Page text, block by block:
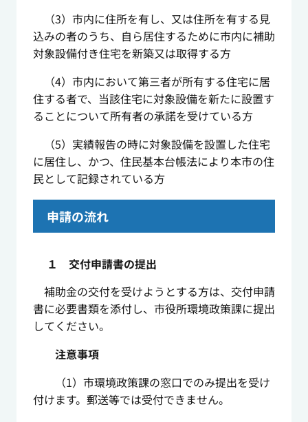
（3）市内に住所を有し、又は住所を有する見
込みの者のうち、自ら居住するために市内に補助
対象設備付き住宅を新築又は取得する方
（4）市内において第三者が所有する住宅に居
住する者で、当該住宅に対象設備を新たに設置す
ることについて所有者の承諾を受けている方
（5）実績報告の時に対象設備を設置した住宅
に居住し、かつ、住民基本台帳法により本市の住
民として記録されている方
申請の流れ
１ 交付申請書の提出
補助金の交付を受けようとする方は、交付申請
書に必要書類を添付し、市役所環境政策課に提出
してください。
注意事項
（1）市環境政策課の窓口でのみ提出を受け
付けます。郵送等では受付できません。